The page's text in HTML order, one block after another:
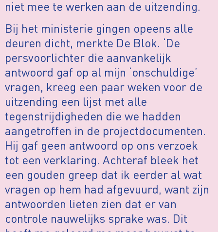
niet mee te werken aan de uitzending.
Bij het ministerie gingen opeens alle
deuren dicht, merkte De Blok. ‘De
persvoorlichter die aanvankelijk
antwoord gaf op al mijn ‘onschuldige’
vragen, kreeg een paar weken voor de
uitzending een lijst met alle
tegenstrijdigheden die we hadden
aangetroffen in de projectdocumenten.
Hij gaf geen antwoord op ons verzoek
tot een verklaring. Achteraf bleek het
een gouden greep dat ik eerder al wat
vragen op hem had afgevuurd, want zijn
antwoorden lieten zien dat er van
controle nauwelijks sprake was. Dit